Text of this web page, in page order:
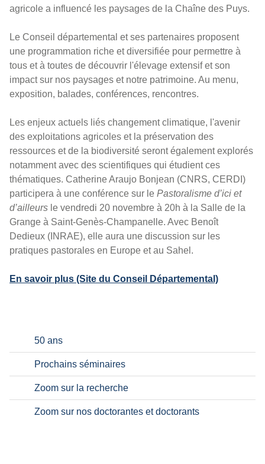
agricole a influencé les paysages de la Chaîne des Puys.
Le Conseil départemental et ses partenaires proposent
une programmation riche et diversifiée pour permettre à
tous et à toutes de découvrir l'élevage extensif et son
impact sur nos paysages et notre patrimoine. Au menu,
exposition, balades, conférences, rencontres.
Les enjeux actuels liés changement climatique, l'avenir
des exploitations agricoles et la préservation des
ressources et de la biodiversité seront également explorés
notamment avec des scientifiques qui étudient ces
thématiques. Catherine Araujo Bonjean (CNRS, CERDI)
participera à une conférence sur le Pastoralisme d’ici et
d’ailleurs le vendredi 20 novembre à 20h à la Salle de la
Grange à Saint-Genès-Champanelle. Avec Benoît
Dedieux (INRAE), elle aura une discussion sur les
pratiques pastorales en Europe et au Sahel.
En savoir plus (Site du Conseil Départemental)
50 ans
Prochains séminaires
Zoom sur la recherche
Zoom sur nos doctorantes et doctorants